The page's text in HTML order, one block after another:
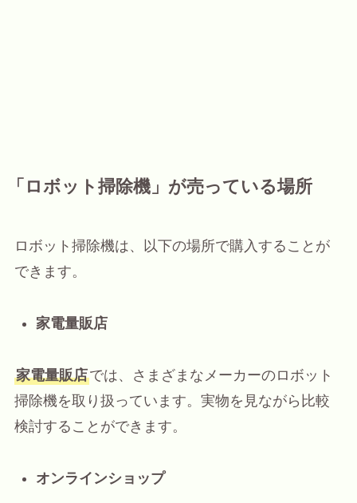
「ロボット掃除機」が売っている場所
ロボット掃除機は、以下の場所で購入することが
できます。
家電量販店
家電量販店では、さまざまなメーカーのロボット
掃除機を取り扱っています。実物を見ながら比較
検討することができます。
オンラインショップ